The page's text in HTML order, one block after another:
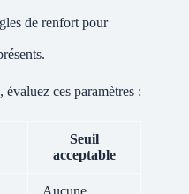
de renfort pour
ces paramètres :
Seuil
acceptable